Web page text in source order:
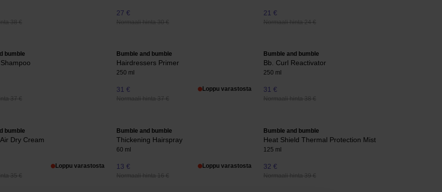
38 €
27 €
Normaali hinta 30 €
21 €
Normaali hinta 24 €
bumble
37 €
Bumble and bumble
Hairdressers Primer
250 ml
31 €
Normaali hinta 37 €
Loppu varastosta
Bumble and bumble
Bb. Curl Reactivator
250 ml
31 €
Normaali hinta 38 €
bumble
Dry Cream
35 €
Loppu varastosta
Bumble and bumble
Thickening Hairspray
60 ml
13 €
Normaali hinta 16 €
Loppu varastosta
Bumble and bumble
Heat Shield Thermal Protection Mist
125 ml
32 €
Normaali hinta 39 €